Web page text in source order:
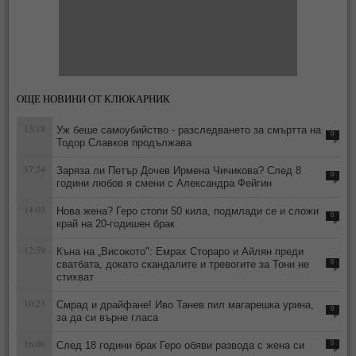
ОЩЕ НОВИНИ ОТ КЛЮКАРНИК
13:18
Уж беше самоубийство - разследването за смъртта на
Тодор Славков продължава
0
17:24
Заряза ли Петър Дочев Ирмена Чичикова? След 8
години любов я смени с Александра Фейгин
0
14:03
Нова жена? Геро стопи 50 кила, подмлади се и сложи
край на 20-годишен брак
0
12:59
Къна на „Високото": Емрах Стораро и Айлян преди
сватбата, докато скандалите и тревогите за Тони не
стихват
0
10:23
Смрад и драйфане! Иво Танев пил магарешка урина,
за да си върне гласа
0
16:00 След 18 години брак Геро обяви развода с жена си 0